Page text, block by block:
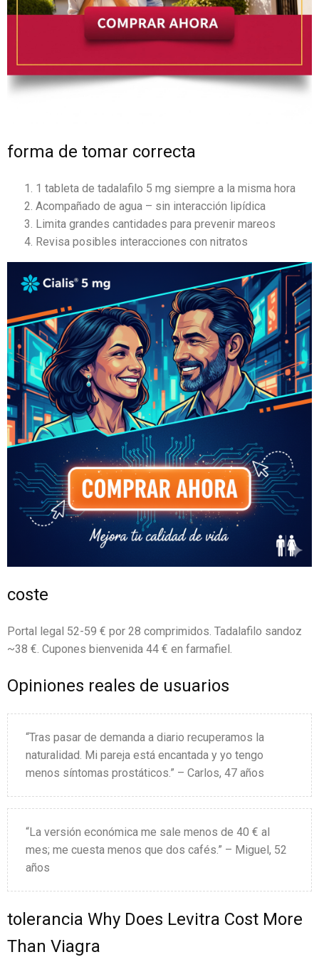
forma de tomar correcta
1 tableta de tadalafilo 5 mg siempre a la misma hora
Acompañado de agua – sin interacción lipídica
Limita grandes cantidades para prevenir mareos
Revisa posibles interacciones con nitratos
coste
Portal legal 52-59 € por 28 comprimidos. Tadalafilo sandoz
~38 €. Cupones bienvenida 44 € en farmafiel.
Opiniones reales de usuarios
“Tras pasar de demanda a diario recuperamos la
naturalidad. Mi pareja está encantada y yo tengo
menos síntomas prostáticos.” – Carlos, 47 años
“La versión económica me sale menos de 40 € al
mes; me cuesta menos que dos cafés.” – Miguel, 52
años
tolerancia Why Does Levitra Cost More
Than Viagra